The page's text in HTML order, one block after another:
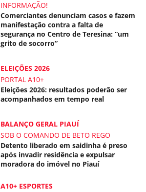
INFORMAÇÃO!
Comerciantes denunciam casos e fazem
manifestação contra a falta de
segurança no Centro de Teresina: “um
grito de socorro”
ELEIÇÕES 2026
PORTAL A10+
Eleições 2026: resultados poderão ser
acompanhados em tempo real
BALANÇO GERAL PIAUÍ
SOB O COMANDO DE BETO REGO
Detento liberado em saidinha é preso
após invadir residência e expulsar
moradora do imóvel no Piauí
A10+ ESPORTES